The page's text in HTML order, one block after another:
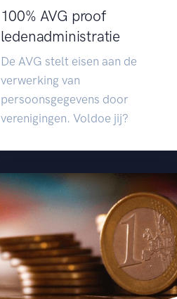
100% AVG proof
ledenadministratie
De AVG stelt eisen aan de
verwerking van
persoonsgegevens door
verenigingen. Voldoe jij?